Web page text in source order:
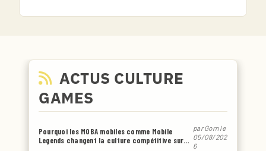
ACTUS CULTURE
GAMES
Pourquoi les MOBA mobiles comme Mobile
Legends changent la culture compétitive sur
parGornle
05/08/202
6